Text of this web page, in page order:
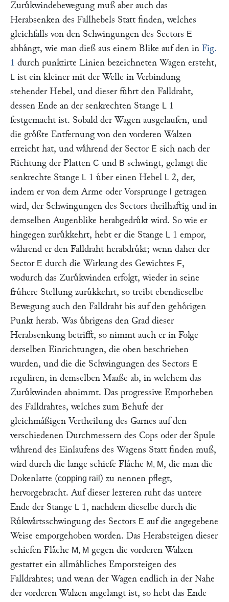
Zuruͤkwindebewegung muß aber auch das
Herabsenken des Fallhebels Statt finden, welches
gleichfalls von den Schwingungen des Sectors E
abhaͤngt, wie man dieß aus einem Blike auf den in Fig.
1 durch punktirte Linien bezeichneten Wagen ersteht,
L ist ein kleiner mit der Welle in Verbindung
stehender Hebel, und dieser fuͤhrt den Falldraht,
dessen Ende an der senkrechten Stange L 1
festgemacht ist. Sobald der Wagen ausgelaufen, und
die groͤßte Entfernung von den vorderen Walzen
erreicht hat, und waͤhrend der Sector E sich nach der
Richtung der Platten C und B schwingt, gelangt die
senkrechte Stange L 1 uͤber einen Hebel L 2, der,
indem er von dem Arme oder Vorsprunge
getragen
wird, der Schwingungen des Sectors theilhaftig und in
demselben Augenblike herabgedruͤkt wird. So wie er
hingegen zuruͤkkehrt, hebt er die Stange L 1 empor,
waͤhrend er den Falldraht herabdruͤkt; wenn daher der
Sector E durch die Wirkung des Gewichtes F,
wodurch das Zuruͤkwinden erfolgt, wieder in seine
fruͤhere Stellung zuruͤkkehrt, so treibt ebendieselbe
Bewegung auch den Falldraht bis auf den gehoͤrigen
Punkt herab. Was uͤbrigens den Grad dieser
Herabsenkung betrifft, so nimmt auch er in Folge
derselben Einrichtungen, die oben beschrieben
wurden, und die die Schwingungen des Sectors E
reguliren, in demselben Maaße ab, in welchem das
Zuruͤkwinden abnimmt. Das progressive Emporheben
des Falldrahtes, welches zum Behufe der
gleichmaͤßigen Vertheilung des Garnes auf den
verschiedenen Durchmessern des Cops oder der Spule
waͤhrend des Einlaufens des Wagens Statt finden muß,
wird durch die lange schiefe Flaͤche M, M, die man die
Dokenlatte (copping rail ) zu nennen pflegt,
hervorgebracht. Auf dieser lezteren ruht das untere
Ende der Stange L 1, nachdem dieselbe durch die
Ruͤkwaͤrtsschwingung des Sectors E auf die angegebene
Weise emporgehoben worden. Das Herabsteigen dieser
schiefen Flaͤche M, M gegen die vorderen Walzen
gestattet ein allmaͤhliches Emporsteigen des
Falldrahtes; und wenn der Wagen endlich in der Nahe
der vorderen Walzen angelangt ist, so hebt das Ende